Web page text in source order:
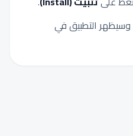
وسيظهر التطبيق في